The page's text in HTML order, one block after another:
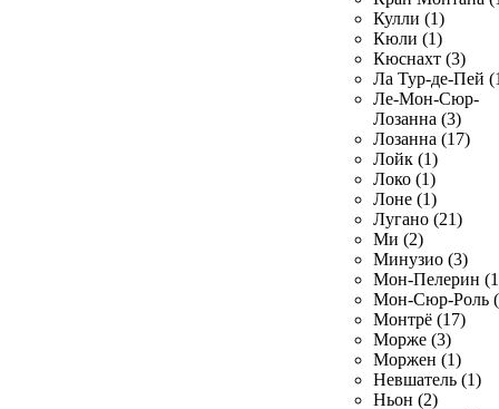
Кулли (1)
Кюли (1)
Кюснахт (3)
Ла Тур-де-Пей
Ле-Мон-Сюр-
Лозанна (3)
Лозанна (17)
Лойк (1)
Локо (1)
Лоне (1)
Лугано (21)
Ми (2)
Минузио (3)
Мон-Пелерин
Мон-Сюр-Роль
Монтрё (17)
Морже (3)
Моржен (1)
Невшатель (1)
Ньон (2)